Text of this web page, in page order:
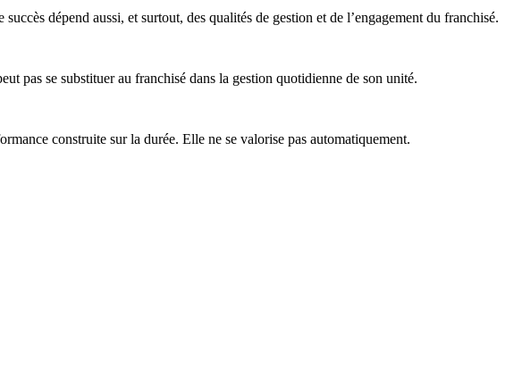
dépend aussi, et surtout, des qualités de gestion et de l’engagement du franchisé.
pas se substituer au franchisé dans la gestion quotidienne de son unité.
construite sur la durée. Elle ne se valorise pas automatiquement.